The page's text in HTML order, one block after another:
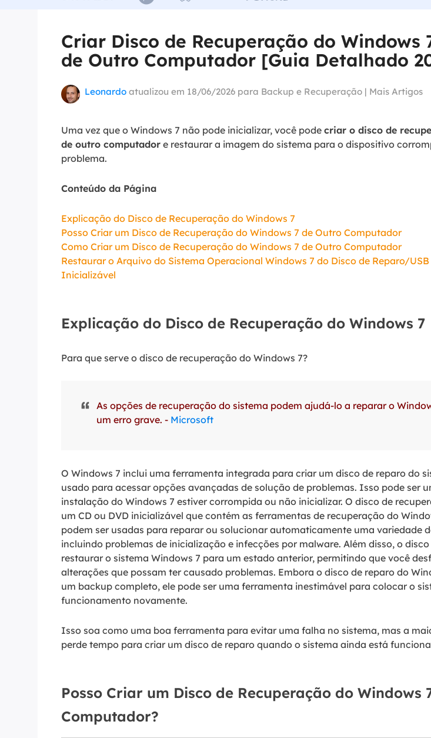
Recuperação de partição perdida
Email Recovery
Criar Disco de Recuperação do
de Outro Computador [Guia Detalhado
Leonardo atualizou em 18/06/2026 para Backup e Recuperação | Mais Artigos
Uma vez que o Windows 7 não pode inicializar, você pode criar o disco de
de outro computador e restaurar a imagem do sistema para o dispositivo
problema.
Conteúdo da Página
Explicação do Disco de Recuperação do Windows 7
Posso Criar um Disco de Recuperação do Windows 7 de Outro Computador
Como Criar um Disco de Recuperação do Windows 7 de Outro Computador
Restaurar o Arquivo do Sistema Operacional Windows 7 do Disco de Reparo/
Inicializável
Explicação do Disco de Recuperação do Windows 7
Para que serve o disco de recuperação do Windows 7?
As opções de recuperação do sistema podem ajudá-lo a reparar o
um erro grave. - Microsoft
O Windows 7 inclui uma ferramenta integrada para criar um disco de reparo do
usado para acessar opções avançadas de solução de problemas. Isso pode ser
instalação do Windows 7 estiver corrompida ou não inicializar. O disco de
um CD ou DVD inicializável que contém as ferramentas de recuperação do
podem ser usadas para reparar ou solucionar automaticamente uma variedade
incluindo problemas de inicialização e infecções por malware. Além disso, o
restaurar o sistema Windows 7 para um estado anterior, permitindo que você
alterações que possam ter causado problemas. Embora o disco de reparo do
um backup completo, ele pode ser uma ferramenta inestimável para colocar o
funcionamento novamente.
Isso soa como uma boa ferramenta para evitar uma falha no sistema, mas a
perde tempo para criar um disco de reparo quando o sistema ainda está
Posso Criar um Disco de Recuperação do Windows
Computador?